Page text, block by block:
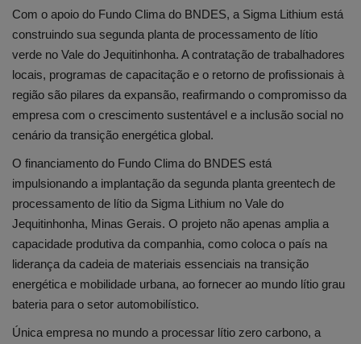
Edições em PDF
Fotos
Com o apoio do Fundo Clima do BNDES, a Sigma Lithium está
construindo sua segunda planta de processamento de lítio
verde no Vale do Jequitinhonha. A contratação de trabalhadores
locais, programas de capacitação e o retorno de profissionais à
região são pilares da expansão, reafirmando o compromisso da
empresa com o crescimento sustentável e a inclusão social no
cenário da transição energética global.
O financiamento do Fundo Clima do BNDES está
impulsionando a implantação da segunda planta greentech de
processamento de lítio da Sigma Lithium no Vale do
Jequitinhonha, Minas Gerais. O projeto não apenas amplia a
capacidade produtiva da companhia, como coloca o país na
liderança da cadeia de materiais essenciais na transição
energética e mobilidade urbana, ao fornecer ao mundo lítio grau
bateria para o setor automobilístico.
Única empresa no mundo a processar lítio zero carbono, a